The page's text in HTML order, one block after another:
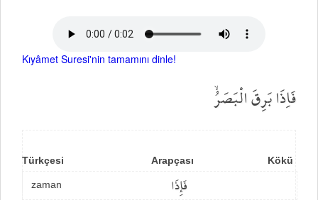
Kıyâmet Suresi'nin tamamını dinle!
فَاِذَا بَرِقَ الْبَصَرُۙ
Türkçesi Kökü
Arapçası
zaman
فَإِذَا